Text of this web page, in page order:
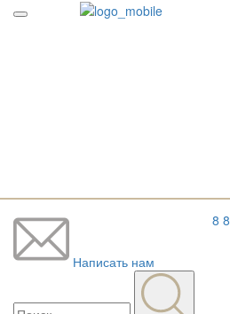
Написать нам
8